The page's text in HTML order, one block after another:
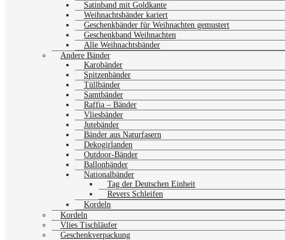
Satinband mit Goldkante
Weihnachtsbänder kariert
Geschenkbänder für Weihnachten gemustert
Geschenkband Weihnachten
Alle Weihnachtsbänder
Andere Bänder
Karobänder
Spitzenbänder
Tüllbänder
Samtbänder
Raffia – Bänder
Vliesbänder
Jutebänder
Bänder aus Naturfasern
Dekogirlanden
Outdoor-Bänder
Ballonbänder
Nationalbänder
Tag der Deutschen Einheit
Revers Schleifen
Kordeln
Kordeln
Vlies Tischläufer
Geschenkverpackung